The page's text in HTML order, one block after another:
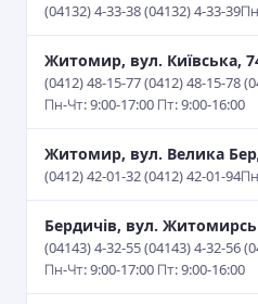
(04132) 4-33-38 (04132) 4-33-39
Житомир, вул. Київська,
(0412) 48-15-77 (0412) 48-15-78
Пн-Чт: 9:00-17:00 Пт: 9:00-16:00
Житомир, вул. Велика
(0412) 42-01-32 (0412) 42-01-94
Бердичів, вул.
(04143) 4-32-55 (04143) 4-32-56
Пн-Чт: 9:00-17:00 Пт: 9:00-16:00